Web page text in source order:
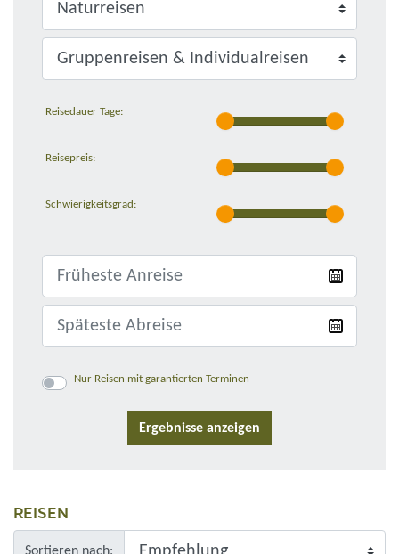
Reisedauer Tage:
Reisepreis:
Schwierigkeitsgrad:
Nur Reisen mit garantierten Terminen
REISEN